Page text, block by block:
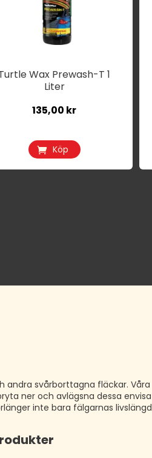
Wax Prewash-T 1
Liter
135,00 kr
Köp
andra svårborttagna fläckar. Våra
ner och avlägsna dessa envisa
inte bara fälgarnas livslängd